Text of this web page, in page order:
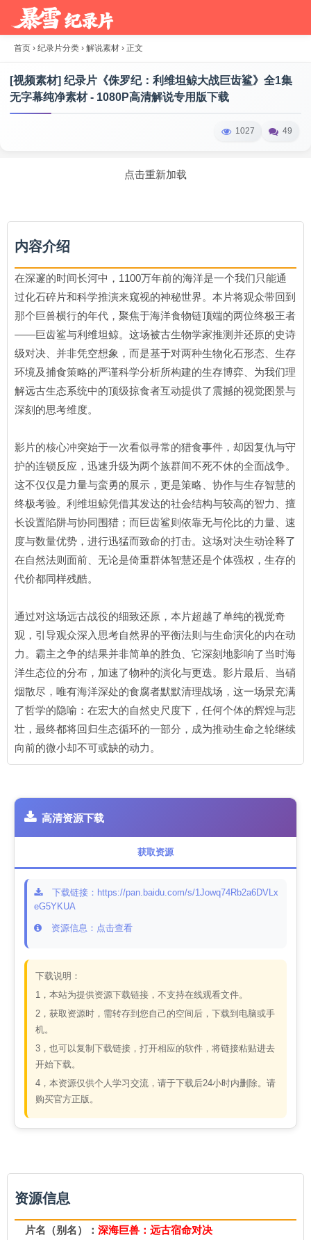
首页 › 纪录片分类 › 解说素材 › 正文
[视频素材] 纪录片《侏罗纪：利维坦鲸大战巨齿鲨》全1集
无字幕纯净素材 - 1080P高清解说专用版下载
1027 49
点击重新加载
内容介绍
在深邃的时间长河中，1100万年前的海洋是一个我们只能通
过化石碎片和科学推演来窥视的神秘世界。本片将观众带回到
那个巨兽横行的年代，聚焦于海洋食物链顶端的两位终极王者
——巨齿鲨与利维坦鲸。这场被古生物学家推测并还原的史诗
级对决、并非凭空想象，而是基于对两种生物化石形态、生存
环境及捕食策略的严谨科学分析所构建的生存博弈、为我们理
解远古生态系统中的顶级掠食者互动提供了震撼的视觉图景与
深刻的思考维度。
影片的核心冲突始于一次看似寻常的猎食事件，却因复仇与守
护的连锁反应，迅速升级为两个族群间不死不休的全面战争。
这不仅仅是力量与蛮勇的展示，更是策略、协作与生存智慧的
终极考验。利维坦鲸凭借其发达的社会结构与较高的智力、擅
长设置陷阱与协同围猎；而巨齿鲨则依靠无与伦比的力量、速
度与数量优势，进行迅猛而致命的打击。这场对决生动诠释了
在自然法则面前、无论是倚重群体智慧还是个体强权，生存的
代价都同样残酷。
通过对这场远古战役的细致还原，本片超越了单纯的视觉奇
观，引导观众深入思考自然界的平衡法则与生命演化的内在动
力。霸主之争的结果并非简单的胜负、它深刻地影响了当时海
洋生态位的分布，加速了物种的演化与更迭。影片最后、当硝
烟散尽，唯有海洋深处的食腐者默默清理战场，这一场景充满
了哲学的隐喻：在宏大的自然史尺度下，任何个体的辉煌与悲
壮，最终都将回归生态循环的一部分，成为推动生命之轮继续
向前的微小却不可或缺的动力。
高清资源下载
获取资源
下载链接：https://pan.baidu.com/s/1Jowq74Rb2a6DVLx
eG5YKUA
资源信息：点击查看
下载说明：
1，本站为提供资源下载链接，不支持在线观看文件。
2，获取资源时，需转存到您自己的空间后，下载到电脑或手
机。
3，也可以复制下载链接，打开相应的软件，将链接粘贴进去
开始下载。
4，本资源仅供个人学习交流，请于下载后24小时内删除。请
购买官方正版。
资源信息
片名（别名）： 深海巨兽：远古宿命对决